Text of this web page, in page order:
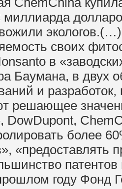
миллиарда
своих
в
Баумана, в двух
и
решающее
DowDupont,
более
«предоставлять
патентов
году Фонд